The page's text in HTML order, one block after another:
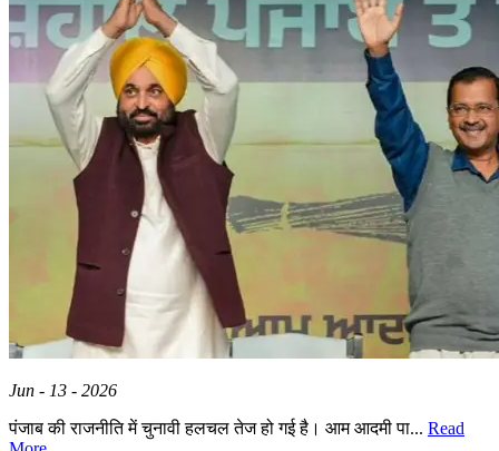
Jun - 13 - 2026
पंजाब की राजनीति में चुनावी हलचल तेज हो गई है। आम आदमी पा... Read